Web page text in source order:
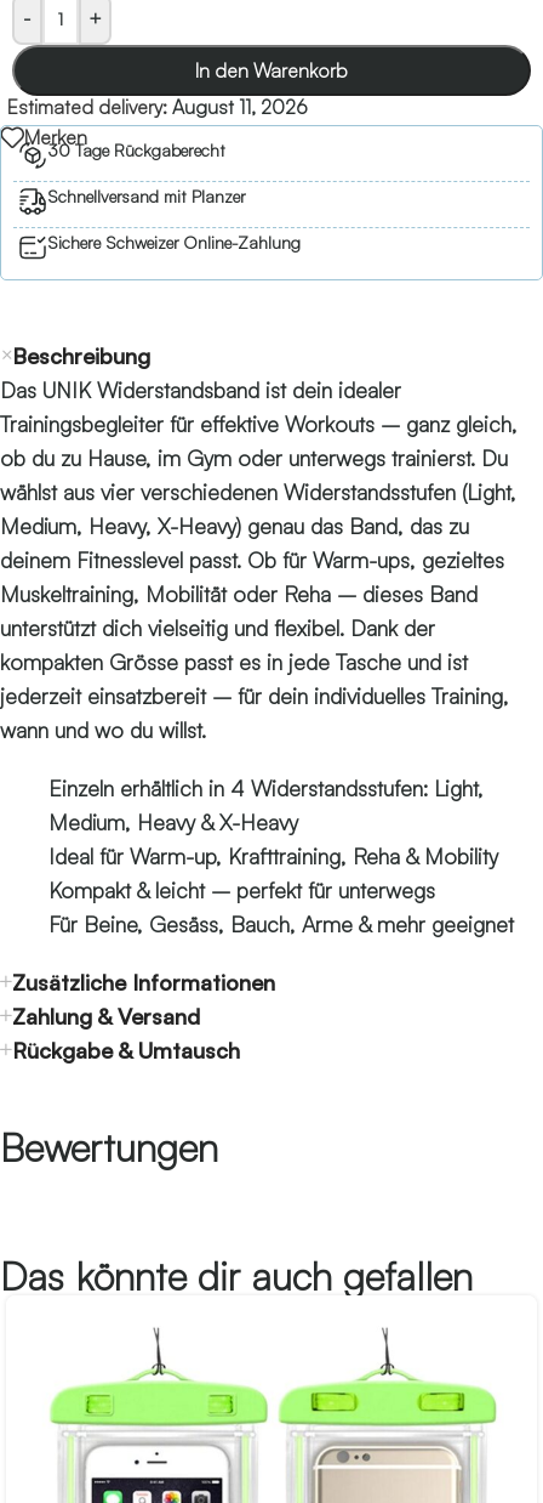
- +
In den Warenkorb
Estimated delivery: August 11, 2026
Merken
30 Tage Rückgaberecht
Schnellversand mit Planzer
Sichere Schweizer Online-Zahlung
Beschreibung
Das UNIK Widerstandsband ist dein idealer
Trainingsbegleiter für effektive Workouts – ganz gleich,
ob du zu Hause, im Gym oder unterwegs trainierst. Du
wählst aus vier verschiedenen Widerstandsstufen (Light,
Medium, Heavy, X-Heavy) genau das Band, das zu
deinem Fitnesslevel passt. Ob für Warm-ups, gezieltes
Muskeltraining, Mobilität oder Reha – dieses Band
unterstützt dich vielseitig und flexibel. Dank der
kompakten Grösse passt es in jede Tasche und ist
jederzeit einsatzbereit – für dein individuelles Training,
wann und wo du willst.
Einzeln erhältlich in 4 Widerstandsstufen: Light,
Medium, Heavy & X-Heavy
Ideal für Warm-up, Krafttraining, Reha & Mobility
Kompakt & leicht – perfekt für unterwegs
Für Beine, Gesäss, Bauch, Arme & mehr geeignet
Zusätzliche Informationen
Zahlung & Versand
Rückgabe & Umtausch
Bewertungen
Das könnte dir auch gefallen